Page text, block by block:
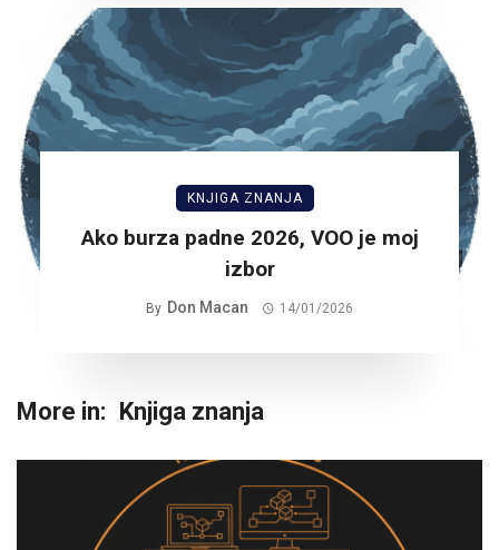
KNJIGA ZNANJA
Ako burza padne 2026, VOO je moj
izbor
By Don Macan 14/01/2026
More in: Knjiga znanja